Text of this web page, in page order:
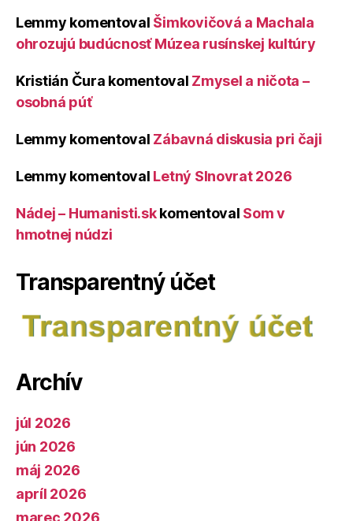
Lemmy komentoval Šimkovičová a Machala
ohrozujú budúcnosť Múzea rusínskej kultúry
Kristián Čura komentoval Zmysel a ničota –
osobná púť
Lemmy komentoval Zábavná diskusia pri čaji
Lemmy komentoval Letný Slnovrat 2026
Nádej – Humanisti.skkomentoval Som v
hmotnej núdzi
Transparentný účet
Archív
júl 2026
jún 2026
máj 2026
apríl 2026
marec 2026